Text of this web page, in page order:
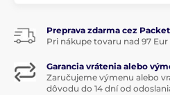
Preprava zdarma cez
Pri nákupe tovaru nad 97
Garancia vrátenia alebo
Zaručujeme výmenu alebo
dôvodu do 14 dní od